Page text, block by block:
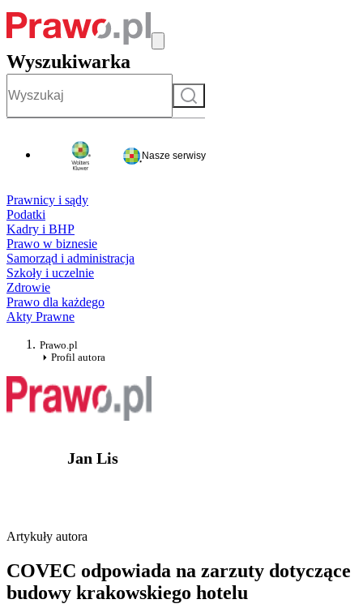
Wyszukiwarka
Szukaj
Nasze serwisy
Prawnicy i sądy
Podatki
Kadry i BHP
Prawo w biznesie
Samorząd i administracja
Szkoły i uczelnie
Zdrowie
Prawo dla każdego
Akty Prawne
Prawo.pl
Profil autora
Jan Lis
Artykuły autora
COVEC odpowiada na zarzuty dotyczące
budowy krakowskiego hotelu